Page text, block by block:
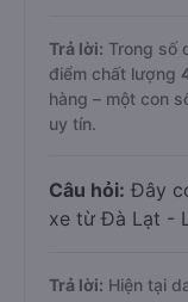
Trả lời: Trong số
điểm chất lượng
hàng – một con
uy tín.
Câu hỏi: Đây
xe từ Đà Lạt -
Trả lời: Hiện tại